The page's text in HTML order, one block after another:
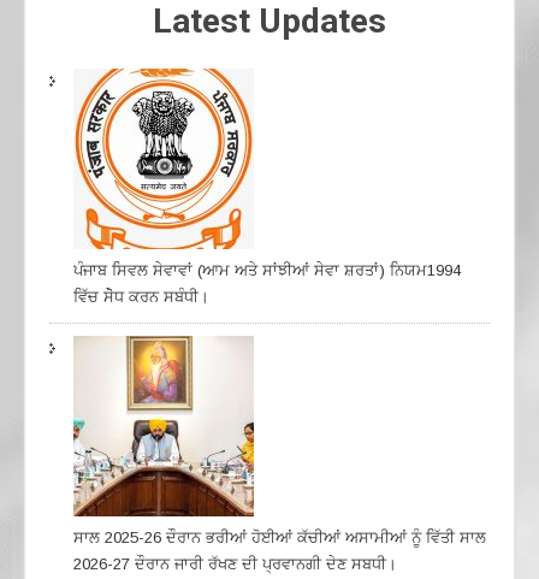
Latest Updates
ਪੰਜਾਬ ਸਿਵਲ ਸੇਵਾਵਾਂ (ਆਮ ਅਤੇ ਸਾਂਝੀਆਂ ਸੇਵਾ ਸ਼ਰਤਾਂ) ਨਿਯਮ1994
ਵਿੱਚ ਸੇੋਧ ਕਰਨ ਸਬੰਧੀ।
ਸਾਲ 2025-26 ਦੌਰਾਨ ਭਰੀਆਂ ਹੋਈਆਂ ਕੱਚੀਆਂ ਅਸਾਮੀਆਂ ਨੂੰ ਵਿੱਤੀ ਸਾਲ
2026-27 ਦੌਰਾਨ ਜਾਰੀ ਰੱਖਣ ਦੀ ਪ੍ਰਵਾਨਗੀ ਦੇਣ ਸਬਧੀ।